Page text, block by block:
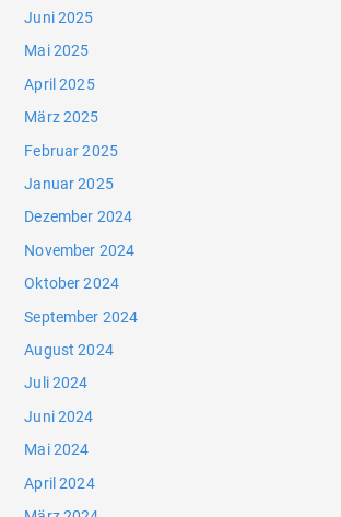
Juni 2025
Mai 2025
April 2025
März 2025
Februar 2025
Januar 2025
Dezember 2024
November 2024
Oktober 2024
September 2024
August 2024
Juli 2024
Juni 2024
Mai 2024
April 2024